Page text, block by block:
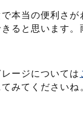
本当の便利さ
ると思います
ージについては
みてくださいね